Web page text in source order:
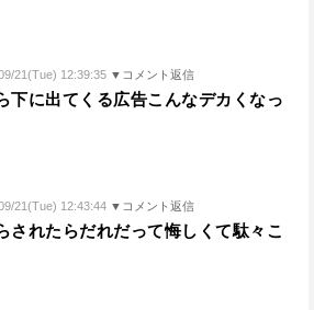
21(Tue) 12:39:35 ▼コメント返信
下に出てくる広告こんなデカくなっ
21(Tue) 12:43:44 ▼コメント返信
されたらだれだって悔しくて駄々こ